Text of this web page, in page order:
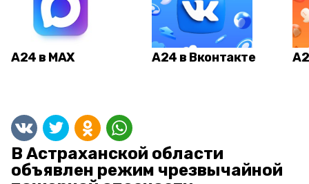
А24 в MAX А24 в Вконтакте
В Астраханской области
объявлен режим чрезвычайной